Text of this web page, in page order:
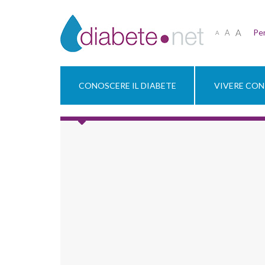
A A A
CONOSCERE IL DIABETE VIVERE